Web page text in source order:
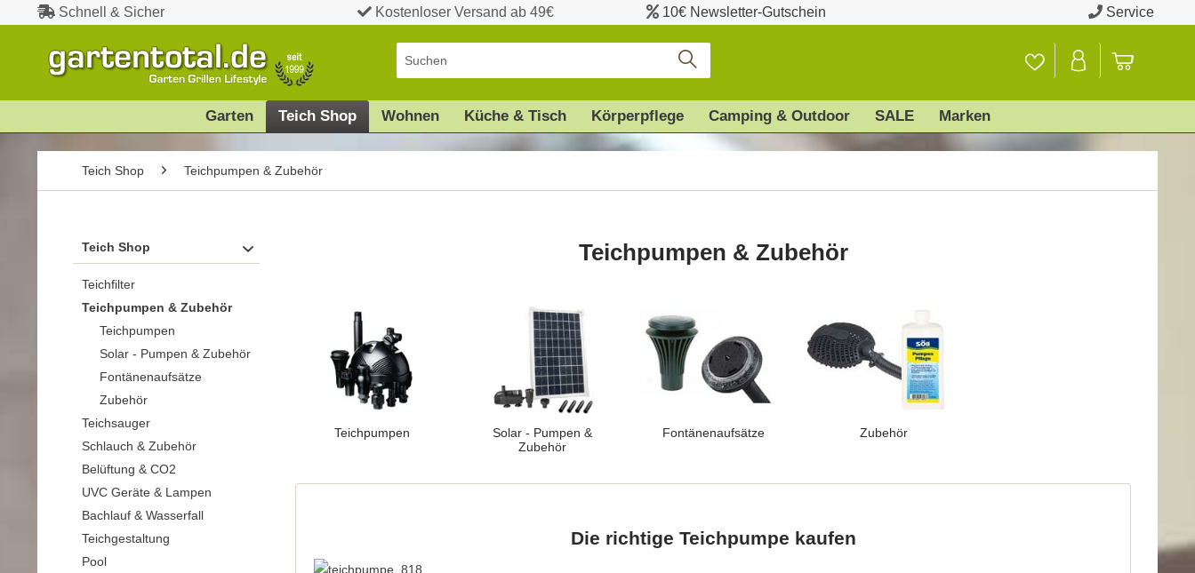
Schnell & Sicher Kostenloser Versand ab 49€ 10€ Newsletter-Gutschein Service
Garten Teich Shop Wohnen Küche & Tisch Körperpflege Camping & Outdoor SALE Marken
Teich Shop Teichpumpen & Zubehör
Teich Shop
Teichfilter
Teichpumpen & Zubehör
Teichpumpen
Solar - Pumpen & Zubehör
Fontänenaufsätze
Zubehör
Teichsauger
Schlauch & Zubehör
Belüftung & CO2
UVC Geräte & Lampen
Bachlauf & Wasserfall
Teichgestaltung
Pool
Teichpumpen & Zubehör
Teichpumpen
Solar - Pumpen &
Zubehör
Fontänenaufsätze Zubehör
Die richtige Teichpumpe kaufen